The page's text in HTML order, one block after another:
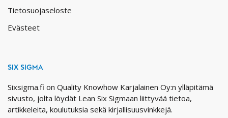
Tietosuojaseloste
Evästeet
SIX SIGMA
Sixsigma.fi on Quality Knowhow Karjalainen Oy:n ylläpitämä
sivusto, jolta löydät Lean Six Sigmaan liittyvää tietoa,
artikkeleita, koulutuksia sekä kirjallisuusvinkkejä.